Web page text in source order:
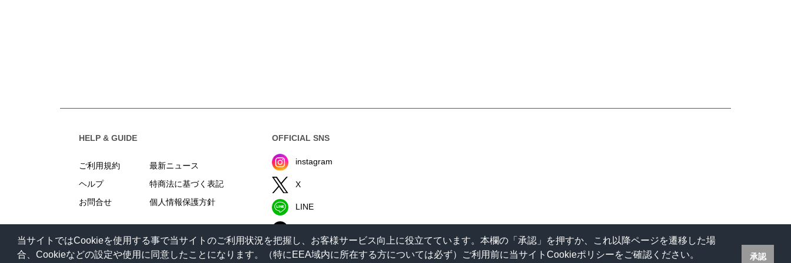
当サイトではCookieを使用する事で当サイトのご利用状況を把握し、お客様サービス向上に役立てています。本欄の「承認」を押すか、これ以降ページを遷移した場
合、Cookieなどの設定や使用に同意したことになります。（特にEEA域内に所在する方については必ず）ご利用前に当サイトCookieポリシーをご確認ください。
承認
HELP & GUIDE
ご利用規約
ヘルプ
お問合せ
最新ニュース
特商法に基づく表記
個人情報保護方針
OFFICIAL SNS
instagram
X
LINE